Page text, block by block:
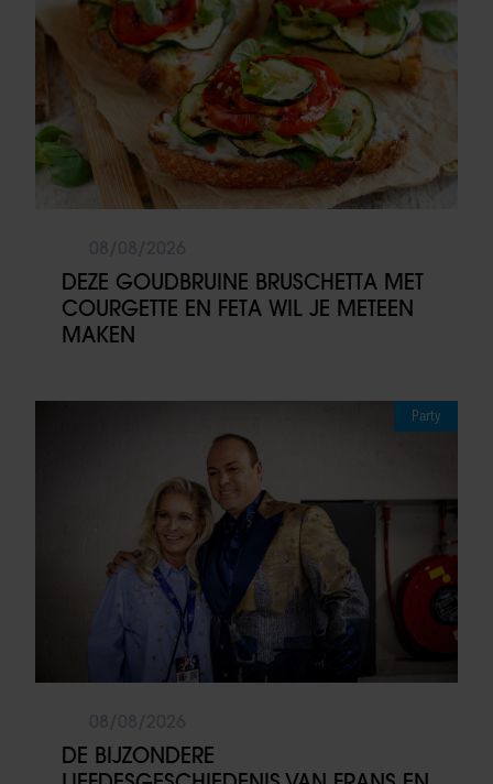
DEZE GOUDBRUINE BRUSCHETTA MET
COURGETTE EN FETA WIL JE METEEN
MAKEN
Party
DE BIJZONDERE